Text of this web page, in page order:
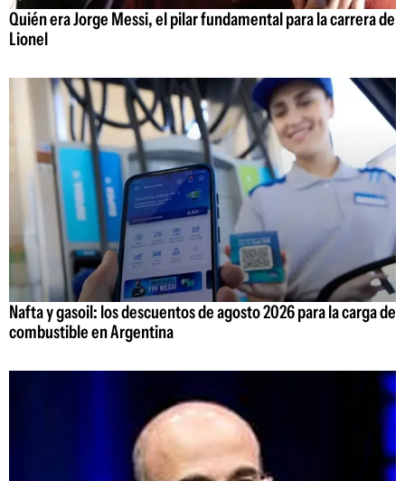
Quién era Jorge Messi, el pilar fundamental para la carrera de
Lionel
Nafta y gasoil: los descuentos de agosto 2026 para la carga de
combustible en Argentina